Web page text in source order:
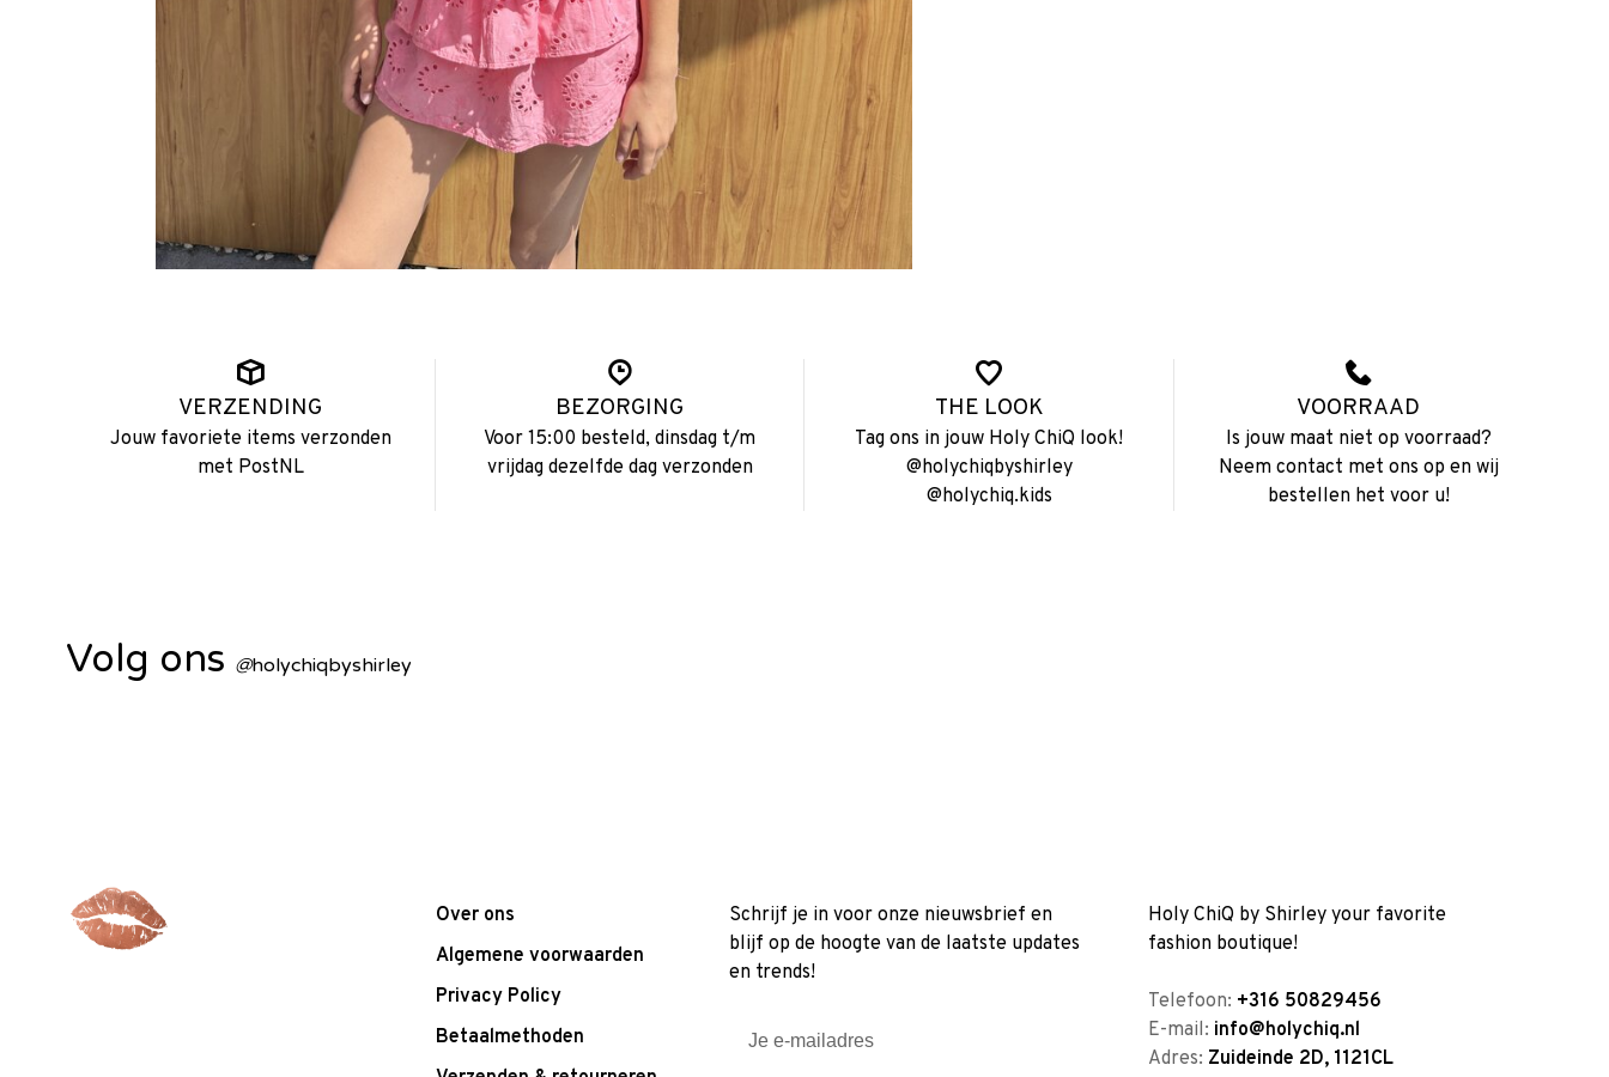
VERZENDING
Jouw favoriete items verzonden
met PostNL
BEZORGING
Voor 15:00 besteld, dinsdag t/m
vrijdag dezelfde dag verzonden
THE LOOK
Tag ons in jouw Holy ChiQ look!
@holychiqbyshirley
@holychiq.kids
VOORRAAD
Is jouw maat niet op voorraad?
Neem contact met ons op en wij
bestellen het voor u!
Volg ons @holychiqbyshirley
Over ons
Algemene voorwaarden
Privacy Policy
Betaalmethoden
Schrijf je in voor onze nieuwsbrief en
blijf op de hoogte van de laatste updates
en trends!
Holy ChiQ by Shirley your favorite
fashion boutique!
Telefoon: +316 50829456
E-mail: info@holychiq.nl
Adres: Zuideinde 2D, 1121CL